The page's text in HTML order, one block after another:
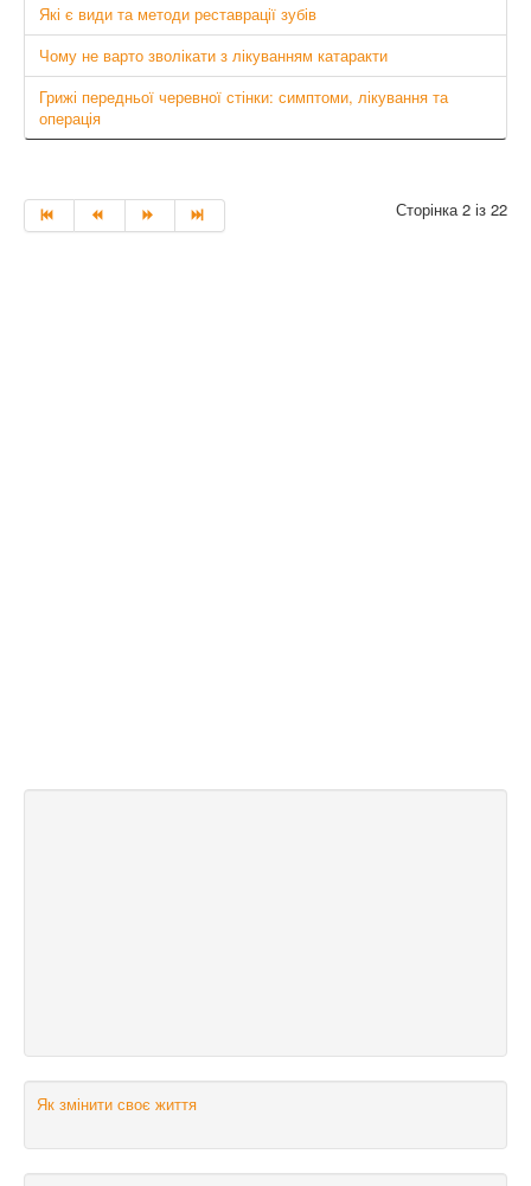
Які є види та методи реставрації зубів
Чому не варто зволікати з лікуванням катаракти
Грижі передньої черевної стінки: симптоми, лікування та
операція
Сторінка 2 із 22
Як змінити своє життя